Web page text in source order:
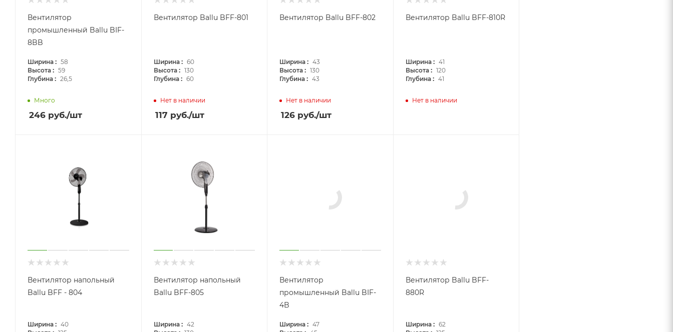
Вентилятор
промышленный Ballu BIF-
8BB
Ширина : 58
Высота : 59
Глубина : 26,5
Много
246 руб./шт
Вентилятор Ballu BFF-801
Ширина : 60
Высота : 130
Глубина : 60
Нет в наличии
117 руб./шт
Вентилятор Ballu BFF-802
Ширина : 43
Высота : 130
Глубина : 43
Нет в наличии
126 руб./шт
Вентилятор Ballu BFF-810R
Ширина : 41
Высота : 120
Глубина : 41
Нет в наличии
Вентилятор напольный
Ballu BFF - 804
Ширина : 40
Вентилятор напольный
Ballu BFF-805
Ширина : 42
Вентилятор
промышленный Ballu BIF-
4B
Ширина : 47
Вентилятор Ballu BFF-
880R
Ширина : 62